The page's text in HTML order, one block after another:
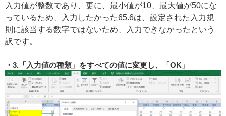
入力値が整数であり、更に、最小値が10、最大値が50にな
っているため、入力したかった65.6は、設定された入力規
則に該当する数字ではないため、入力できなかったという
訳です。
3.「入力値の種類」をすべての値に変更し、「OK」